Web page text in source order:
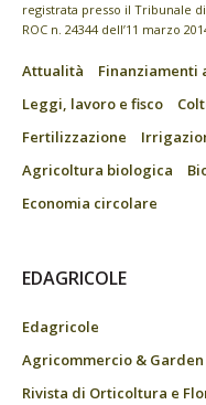
registrata presso il Tribunale
ROC n. 24344 dell’11 marzo
Attualità Finanziamenti
Leggi, lavoro e fisco
Fertilizzazione
Agricoltura biologica
Economia circolare
EDAGRICOLE
Edagricole
Agricommercio &
Rivista di Orticoltura e